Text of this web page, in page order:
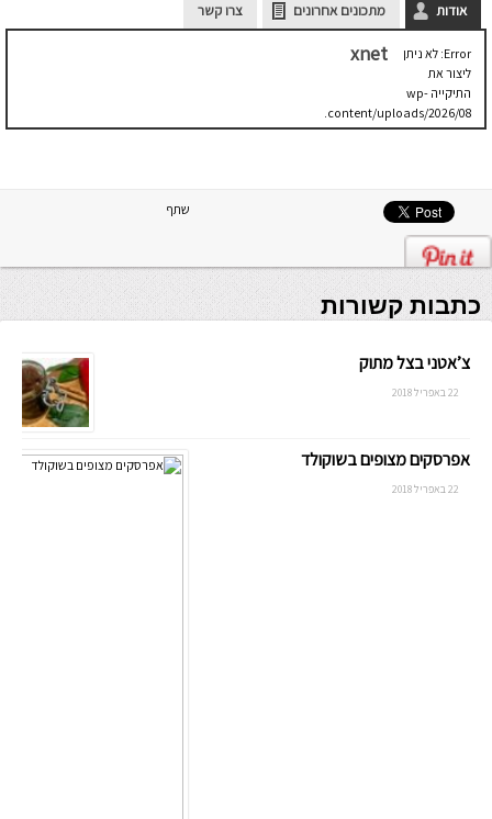
אודות מתכונים אחרונים צרו קשר
Error: לא ניתן
ליצור את
התיקייה wp-
content/uploads/2026/08.
יש לבדוק
xnet
שתף
כתבות קשורות
צ’אטני בצל מתוק
22 באפריל 2018
אפרסקים מצופים בשוקולד
22 באפריל 2018